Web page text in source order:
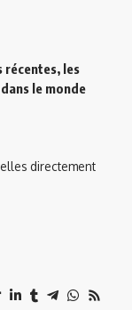
récentes, les
le monde
directement